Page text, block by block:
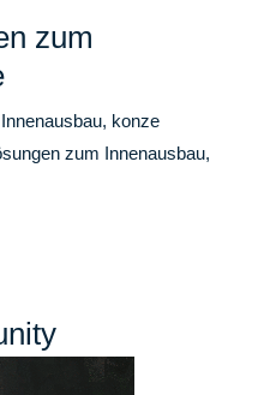
zum
zum Innenausbau,